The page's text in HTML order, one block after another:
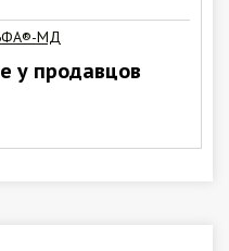
МД
у продавцов